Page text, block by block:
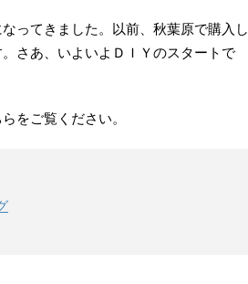
ってきました。以前、秋葉原で購入し
さあ、いよいよＤＩＹのスタートで
をご覧ください。